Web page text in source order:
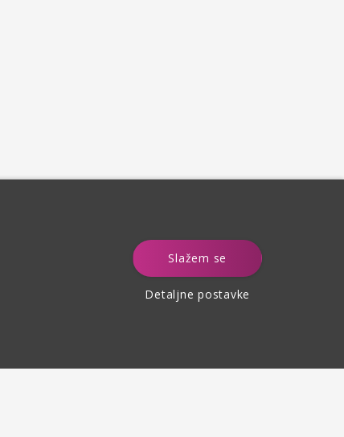
Slažem se
Detaljne postavke